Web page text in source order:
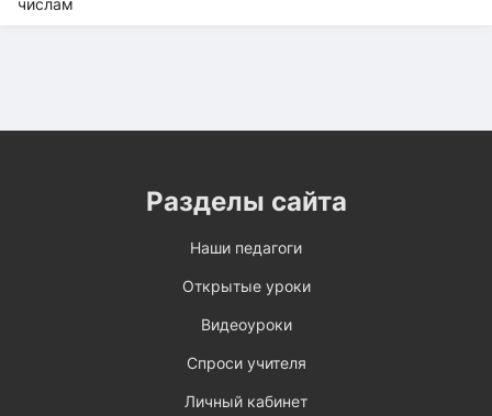
Разделы сайта
Наши педагоги
Открытые уроки
Видеоуроки
Спроси учителя
Личный кабинет